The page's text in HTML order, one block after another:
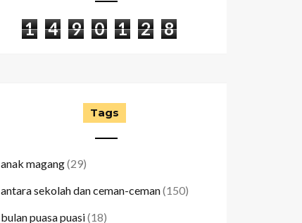
1 4 9 0 1 2 8
Tags
anak magang(29)
antara sekolah dan ceman-ceman(150)
bulan puasa puasi(18)